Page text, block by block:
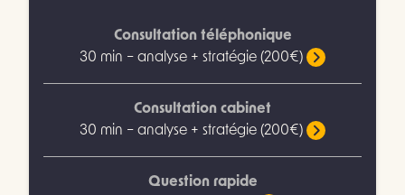
Consultation téléphonique
30 min – analyse + stratégie (200€)
Consultation cabinet
30 min – analyse + stratégie (200€)
Question rapide